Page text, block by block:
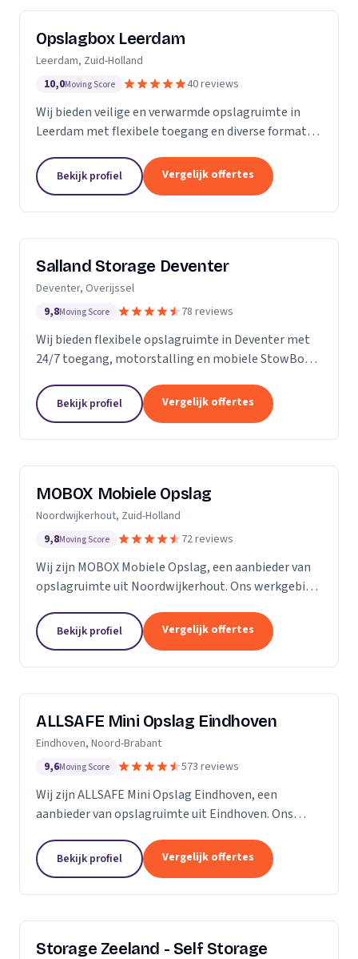
Opslagbox Leerdam
Leerdam, Zuid-Holland
10,0Moving Score 40 reviews
Wij bieden veilige en verwarmde opslagruimte in
Leerdam met flexibele toegang en diverse formaten
Bekijk profiel Vergelijk offertes
Salland Storage Deventer
Deventer, Overijssel
9,8Moving Score 78 reviews
Wij bieden flexibele opslagruimte in Deventer met
24/7 toegang, motorstalling en mobiele StowBox
Bekijk profiel Vergelijk offertes
MOBOX Mobiele Opslag
Noordwijkerhout, Zuid-Holland
9,8Moving Score 72 reviews
Wij zijn MOBOX Mobiele Opslag, een aanbieder van
opslagruimte uit Noordwijkerhout. Ons werkgebied
Bekijk profiel Vergelijk offertes
ALLSAFE Mini Opslag Eindhoven
Eindhoven, Noord-Brabant
9,6Moving Score 573 reviews
Wij zijn ALLSAFE Mini Opslag Eindhoven, een
aanbieder van opslagruimte uit Eindhoven. Ons
Bekijk profiel Vergelijk offertes
Storage Zeeland - Self Storage